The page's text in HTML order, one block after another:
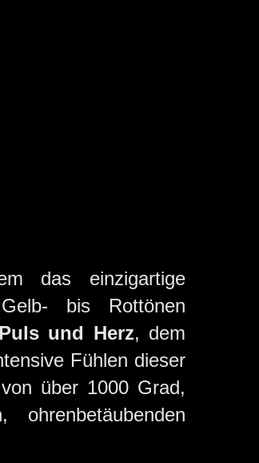
das einzigartige
bis Rottönen
Puls und Herz, dem
Fühlen dieser
über 1000 Grad,